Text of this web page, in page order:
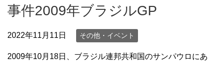
事件2009年ブラジルGP
2022年11月11日 その他・イベント
2009年10月18日、ブラジル連邦共和国のサンパウロにあ